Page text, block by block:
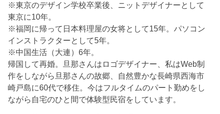
※東京のデザイン学校卒業後、ニットデザイナーとして
東京に10年。
※福岡に帰って日本料理屋の女将として15年。パソコン
インストラクターとして5年。
※中国生活（大連）6年。
帰国して再婚。旦那さんはロゴデザイナー、私はWeb制
作をしながら旦那さんの故郷、自然豊かな長崎県西海市
崎戸島に60代で移住。今はフルタイムのパート勤めをし
ながら自宅のひと間で体験型民宿をしています。